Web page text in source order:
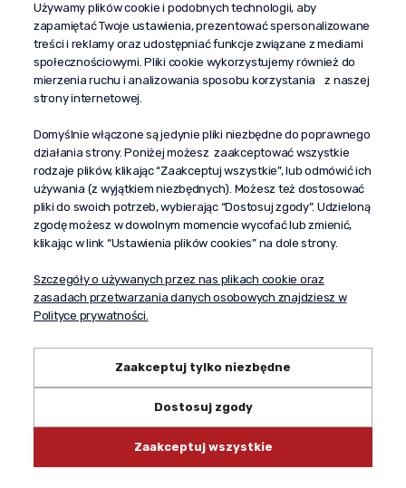
+48 603 610 870
kontakt@propaganda24h.pl
“Propaganda"
al. Komisji Edukacji Narodowej 51/U5
02-797 Warszawa
Dostawa
Moje konto
O firmie
Używamy plików cookie i podobnych technologii, aby
zapamiętać Twoje ustawienia, prezentować spersonalizowane
treści i reklamy oraz udostępniać funkcje związane z mediami
społecznościowymi. Pliki cookie wykorzystujemy również do
mierzenia ruchu i analizowania sposobu korzystania z naszej
strony internetowej.
Domyślnie włączone są jedynie pliki niezbędne do poprawnego
działania strony. Poniżej możesz zaakceptować wszystkie
rodzaje plików, klikając “Zaakceptuj wszystkie”, lub odmówić ich
używania (z wyjątkiem niezbędnych). Możesz też dostosować
pliki do swoich potrzeb, wybierając “Dostosuj zgody”. Udzieloną
zgodę możesz w dowolnym momencie wycofać lub zmienić,
klikając w link “Ustawienia plików cookies” na dole strony.
Szczegóły o używanych przez nas plikach cookie oraz
zasadach przetwarzania danych osobowych znajdziesz w
Polityce prywatności.
Zaakceptuj tylko niezbędne
Dostosuj zgody
Zaakceptuj wszystkie